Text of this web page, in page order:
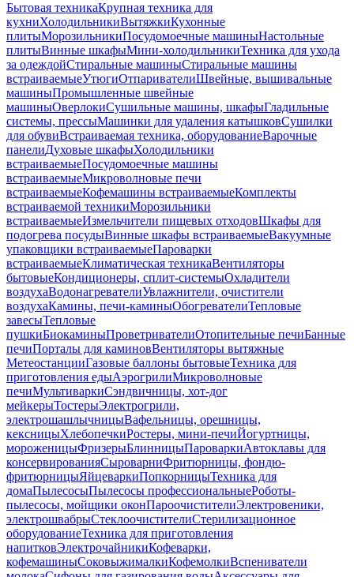
Бытовая техникаКрупная техника для
кухниХолодильникиВытяжкиКухонные
плитыМорозильникиПосудомоечные машиныНастольные
плитыВинные шкафыМини-холодильникиТехника для ухода
за одеждойСтиральные машиныСтиральные машины
встраиваемыеУтюгиОтпаривателиШвейные, вышивальные
машиныПромышленные швейные
машиныОверлокиСушильные машины, шкафыГладильные
системы, прессыМашинки для удаления катышковСушилки
для обувиВстраиваемая техника, оборудованиеВарочные
панелиДуховые шкафыХолодильники
встраиваемыеПосудомоечные машины
встраиваемыеМикроволновые печи
встраиваемыеКофемашины встраиваемыеКомплекты
встраиваемой техникиМорозильники
встраиваемыеИзмельчители пищевых отходовШкафы для
подогрева посудыВинные шкафы встраиваемыеВакуумные
упаковщики встраиваемыеПароварки
встраиваемыеКлиматическая техникаВентиляторы
бытовыеКондиционеры, сплит-системыОхладители
воздухаВодонагревателиУвлажнители, очистители
воздухаКамины, печи-каминыОбогревателиТепловые
завесыТепловые
пушкиБиокаминыПроветривателиОтопительные печиБанные
печиПорталы для каминовВентиляторы вытяжные
МетеостанцииГазовые баллоны бытовыеТехника для
приготовления едыАэрогрилиМикроволновые
печиМультиваркиСэндвичницы, хот-дог
мейкерыТостерыЭлектрогрили,
электрошашлычницыВафельницы, орешницы,
кексницыХлебопечкиРостеры, мини-печиЙогуртницы,
мороженицыФризерыБлинницыПароваркиАвтоклавы для
консервированияСыроварниФритюрницы, фондю-
фритюрницыЯйцеваркиПопкорницыТехника для
домаПылесосыПылесосы профессиональныеРоботы-
пылесосы, мойщики оконПароочистителиЭлектровеники,
электрошвабрыСтеклоочистителиСтерилизационное
оборудованиеТехника для приготовления
напитковЭлектрочайникиКофеварки,
кофемашиныСоковыжималкиКофемолкиВспениватели